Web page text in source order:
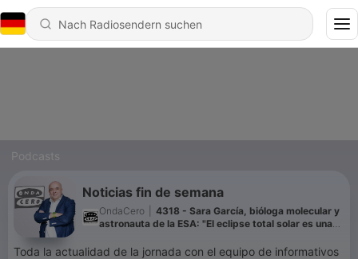
Podcasts
Noticias fin de semana
OndaCero
4318 - Sara García, bióloga molecular y
astronauta de la ESA: "El eclipse total solar es una
Toda la actualidad de la jornada con el equipo de informativos